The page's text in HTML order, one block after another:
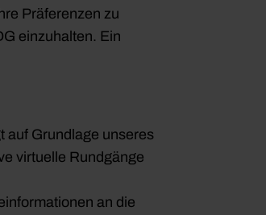
Präferenzen zu
einzuhalten. Ein
auf Grundlage unseres
virtuelle Rundgänge
an die